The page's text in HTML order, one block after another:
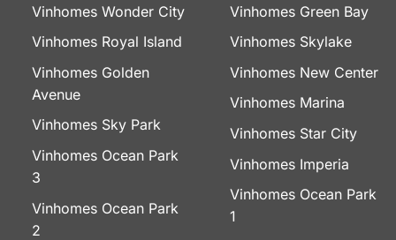
Vinhomes Wonder City
Vinhomes Royal Island
Vinhomes Golden
Avenue
Vinhomes Sky Park
Vinhomes Ocean Park
3
Vinhomes Ocean Park
2
Vinhomes Green Bay
Vinhomes Skylake
Vinhomes New Center
Vinhomes Marina
Vinhomes Star City
Vinhomes Imperia
Vinhomes Ocean Park
1